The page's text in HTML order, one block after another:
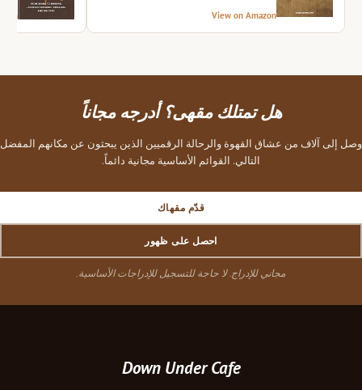
View on Amazon
هل تمتلك مقهى؟ أدرجه مجاناً
وصل إلى آلاف من عشاق القهوة والرحالة الرقميين الذين يبحثون عن مكانهم المفضل
التالي. القوائم الأساسية مجانية دائماً.
قدّم مقهاك
احصل على ظهور
مجاني للإدراج. لا حاجة للتسجيل للإدراجات الأساسية.
Down Under Cafe